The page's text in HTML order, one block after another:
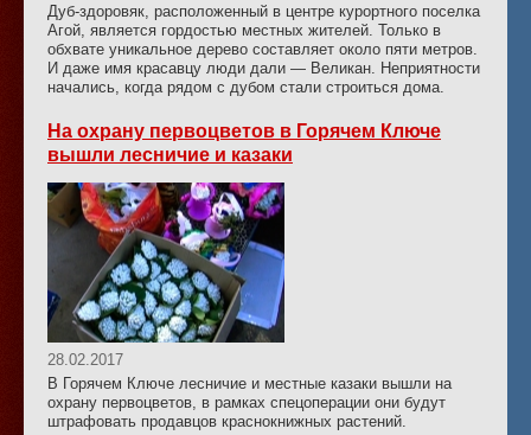
Дуб-здоровяк, расположенный в центре курортного поселка
Агой, является гордостью местных жителей. Только в
обхвате уникальное дерево составляет около пяти метров.
И даже имя красавцу люди дали — Великан. Неприятности
начались, когда рядом с дубом стали строиться дома.
На охрану первоцветов в Горячем Ключе
вышли лесничие и казаки
28.02.2017
В Горячем Ключе лесничие и местные казаки вышли на
охрану первоцветов, в рамках спецоперации они будут
штрафовать продавцов краснокнижных растений.